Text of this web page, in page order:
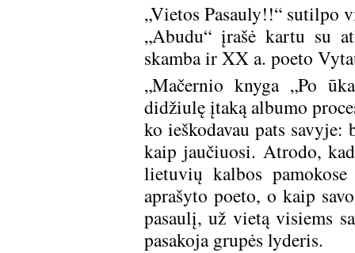
„Vietos Pasauly!!“ sutilpo
„Abudu“ įrašė kartu su
skamba ir XX a. poeto
„Mačernio knyga „Po
didžiulę įtaką albumo
ko ieškodavau pats
kaip jaučiuosi. Atrodo,
lietuvių kalbos
aprašyto poeto, o kaip
pasaulį, už vietą visiems
pasakoja grupės lyderis.